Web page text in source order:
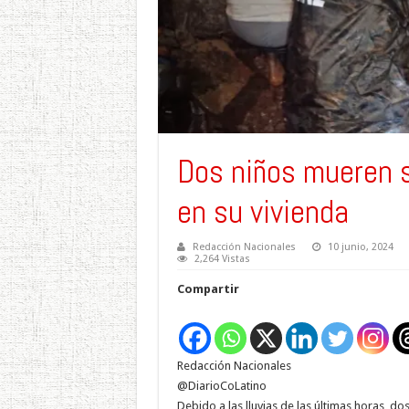
Dos niños
en su vivienda
Redacción Nacionales 10 junio, 2024
2,264 Vistas
Compartir
Redacción Nacionales
@DiarioCoLatino
Debido a las lluvias de las últimas horas,